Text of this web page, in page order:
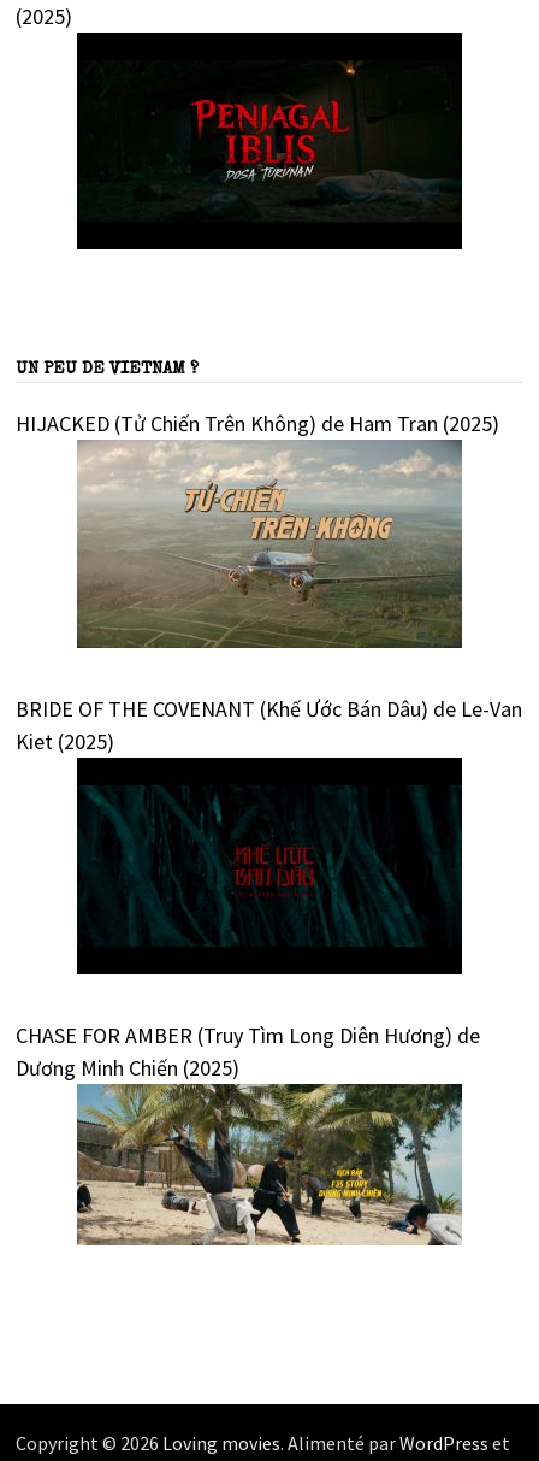
(2025)
UN PEU DE VIETNAM ?
HIJACKED (Tử Chiến Trên Không) de Ham Tran (2025)
BRIDE OF THE COVENANT (Khế Ước Bán Dâu) de Le-Van
Kiet (2025)
CHASE FOR AMBER (Truy Tìm Long Diên Hương) de
Dương Minh Chiến (2025)
Copyright © 2026 Loving movies. Alimenté parWordPress et